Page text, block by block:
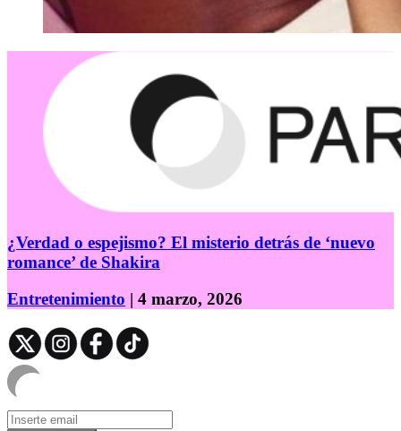
¿Verdad o espejismo? El misterio detrás de ‘nuevo
romance’ de Shakira
Entretenimiento | 4 marzo, 2026